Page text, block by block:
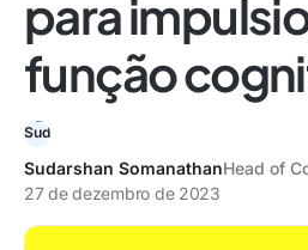
para
função
Sudarshan SomanathanHead of
27 de dezembro de 2023